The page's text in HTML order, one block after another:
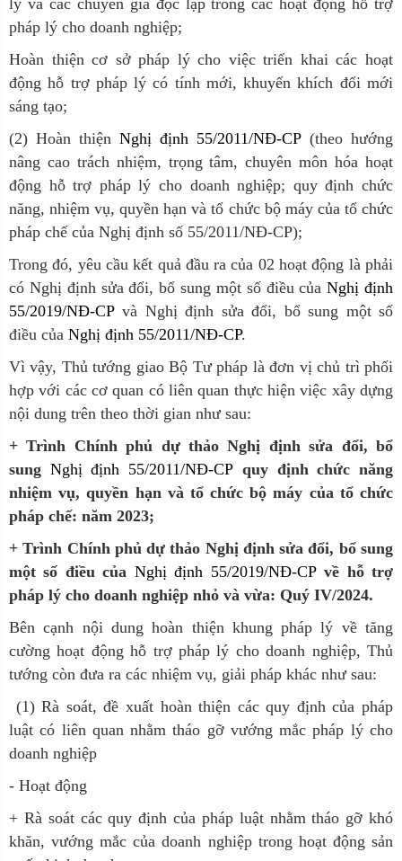
lý và các chuyên gia độc lập trong các hoạt động hỗ trợ
pháp lý cho doanh nghiệp;
Hoàn thiện cơ sở pháp lý cho việc triển khai các hoạt
động hỗ trợ pháp lý có tính mới, khuyến khích đổi mới
sáng tạo;
(2) Hoàn thiện Nghị định 55/2011/NĐ-CP (theo hướng
nâng cao trách nhiệm, trọng tâm, chuyên môn hóa hoạt
động hỗ trợ pháp lý cho doanh nghiệp; quy định chức
năng, nhiệm vụ, quyền hạn và tổ chức bộ máy của tổ chức
pháp chế của Nghị định số 55/2011/NĐ-CP);
Trong đó, yêu cầu kết quả đầu ra của 02 hoạt động là phải
có Nghị định sửa đổi, bổ sung một số điều củaNghị định
55/2019/NĐ-CP và Nghị định sửa đổi, bổ sung một số
điều của Nghị định 55/2011/NĐ-CP.
Vì vậy, Thủ tướng giao Bộ Tư pháp là đơn vị chủ trì phối
hợp với các cơ quan có liên quan thực hiện việc xây dựng
nội dung trên theo thời gian như sau:
+ Trình Chính phủ dự thảo Nghị định sửa đổi, bổ
sung Nghị định 55/2011/NĐ-CP quy định chức năng
nhiệm vụ, quyền hạn và tổ chức bộ máy của tổ chức
pháp chế: năm 2023;
+ Trình Chính phủ dự thảo Nghị định sửa đổi, bổ sung
một số điều của Nghị định 55/2019/NĐ-CPvề hỗ trợ
pháp lý cho doanh nghiệp nhỏ và vừa: Quý IV/2024.
Bên cạnh nội dung hoàn thiện khung pháp lý về tăng
cường hoạt động hỗ trợ pháp lý cho doanh nghiệp, Thủ
tướng còn đưa ra các nhiệm vụ, giải pháp khác như sau:
(1) Rà soát, đề xuất hoàn thiện các quy định của pháp
luật có liên quan nhằm tháo gỡ vướng mắc pháp lý cho
doanh nghiệp
- Hoạt động
+ Rà soát các quy định của pháp luật nhằm tháo gỡ khó
khăn, vướng mắc của doanh nghiệp trong hoạt động sản